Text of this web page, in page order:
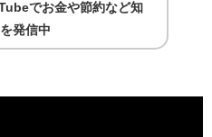
でお金や節約など知
発信中